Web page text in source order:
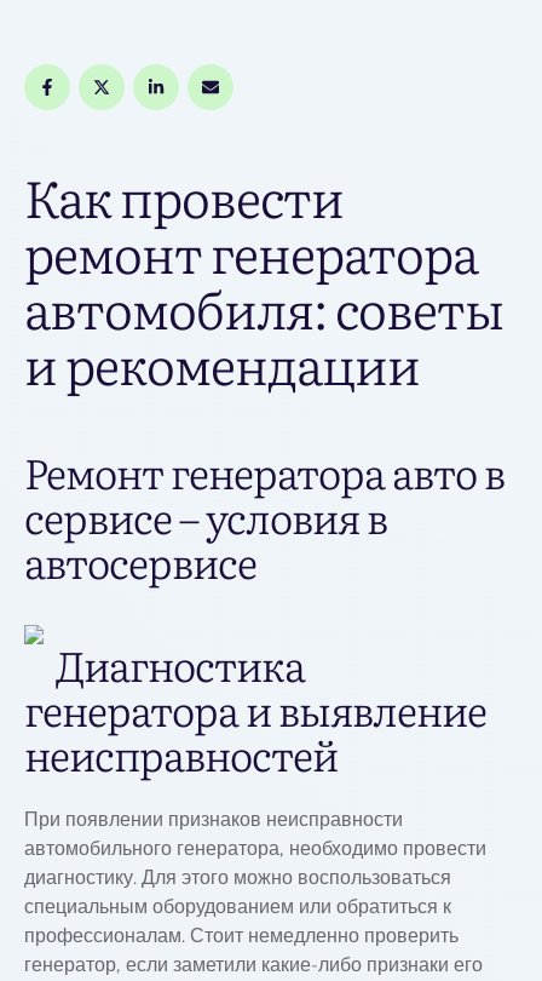
Как провести
ремонт генератора
автомобиля: советы
и рекомендации
Ремонт генератора авто в
сервисе – условия в
автосервисе
Диагностика
генератора и выявление
неисправностей
При появлении признаков неисправности
автомобильного генератора, необходимо провести
диагностику. Для этого можно воспользоваться
специальным оборудованием или обратиться к
профессионалам. Стоит немедленно проверить
генератор, если заметили какие-либо признаки его